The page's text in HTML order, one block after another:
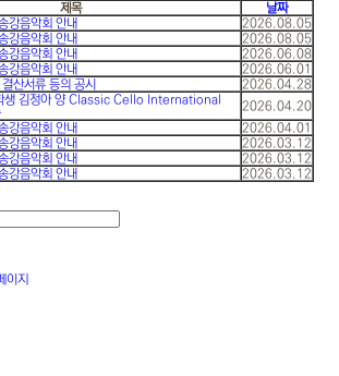
제목
날짜
강음악회 안내
2026.08.05
강음악회 안내
2026.08.05
강음악회 안내
2026.06.08
강음악회 안내
2026.06.01
산서류 등의 공시
2026.04.28
생 김정아 양 Classic Cello International
2026.04.20
강음악회 안내
2026.04.01
강음악회 안내
2026.03.12
강음악회 안내
2026.03.12
강음악회 안내 2026.03.12
이지